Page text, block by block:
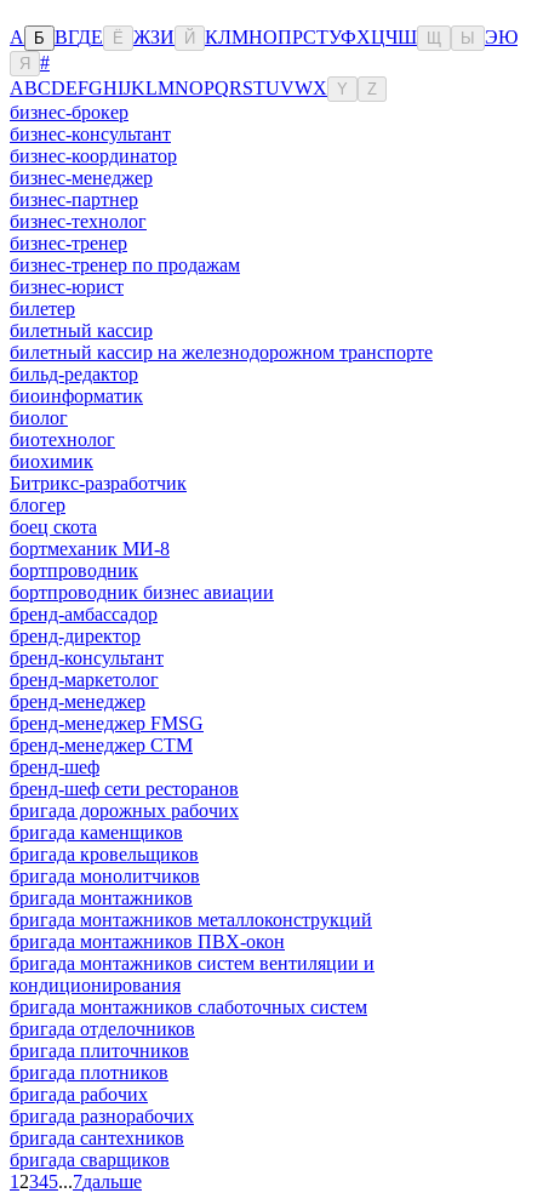
А Б ВГДЕ Ё ЖЗИ Й КЛМНОПРСТУФХЦЧШ Ы ЭЮ
Я
#
ABCDEFGHIJKLMNOPQRSTUVWX Y Z
бизнес-брокер
бизнес-консультант
бизнес-координатор
бизнес-менеджер
бизнес-партнер
бизнес-технолог
бизнес-тренер
бизнес-тренер по продажам
бизнес-юрист
билетер
билетный кассир
билетный кассир на железнодорожном транспорте
бильд-редактор
биоинформатик
биолог
биотехнолог
биохимик
Битрикс-разработчик
блогер
боец скота
бортмеханик МИ-8
бортпроводник
бортпроводник бизнес авиации
бренд-амбассадор
бренд-директор
бренд-консультант
бренд-маркетолог
бренд-менеджер
бренд-менеджер FMSG
бренд-менеджер СТМ
бренд-шеф
бренд-шеф сети ресторанов
бригада дорожных рабочих
бригада каменщиков
бригада кровельщиков
бригада монолитчиков
бригада монтажников
бригада монтажников металлоконструкций
бригада монтажников ПВХ-окон
бригада монтажников систем вентиляции и
кондиционирования
бригада монтажников слаботочных систем
бригада отделочников
бригада плиточников
бригада плотников
бригада рабочих
бригада разнорабочих
бригада сантехников
бригада сварщиков
1 2345...7дальше